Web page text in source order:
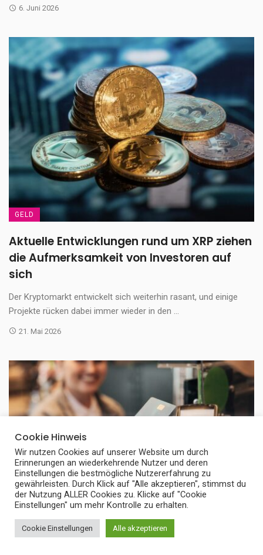
6. Juni 2026
GELD
Aktuelle Entwicklungen rund um XRP ziehen
die Aufmerksamkeit von Investoren auf
sich
Der Kryptomarkt entwickelt sich weiterhin rasant, und einige
Projekte rücken dabei immer wieder in den ...
21. Mai 2026
GELD
Cookie Hinweis
Wir nutzen Cookies auf unserer Website um durch
Erinnerungen an wiederkehrende Nutzer und deren
Einstellungen die bestmögliche Nutzererfahrung zu
gewährleisten. Durch Klick auf "Alle akzeptieren", stimmst du
der Nutzung ALLER Cookies zu. Klicke auf "Cookie
Einstellungen" um mehr Kontrolle zu erhalten.
Cookie Einstellungen Alle akzeptieren